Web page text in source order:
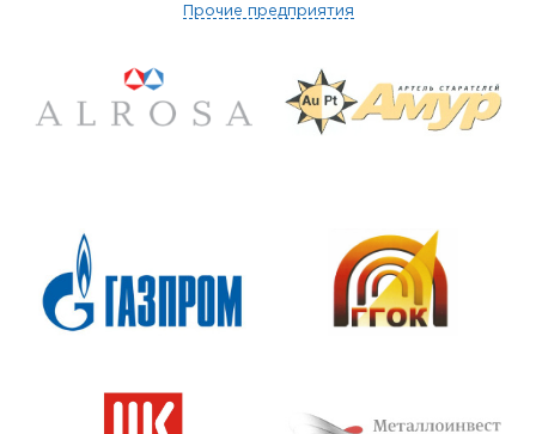
Прочие предприятия